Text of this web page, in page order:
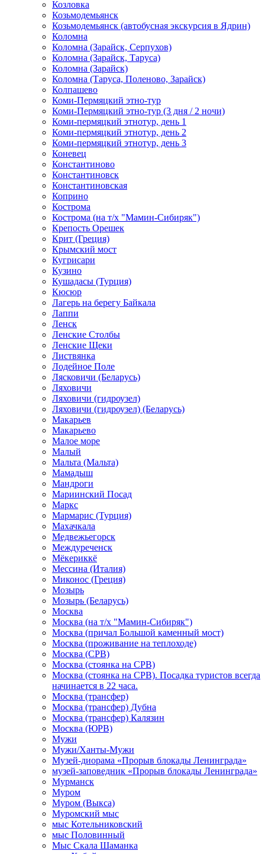
Козловка
Козьмодемьянск
Козьмодемьянск (автобусная экскурсия в Ядрин)
Коломна
Коломна (Зарайск, Серпухов)
Коломна (Зарайск, Таруса)
Коломна (Зарайск)
Коломна (Таруса, Поленово, Зарайск)
Колпашево
Коми-Пермяцкий этно-тур
Коми-Пермяцкий этно-тур (3 дня / 2 ночи)
Коми-пермяцкий этнотур, день 1
Коми-пермяцкий этнотур, день 2
Коми-пермяцкий этнотур, день 3
Коневец
Константиново
Константиновск
Константиновская
Коприно
Кострома
Кострома (на т/х "Мамин-Сибиряк")
Крепость Орешек
Крит (Греция)
Крымский мост
Кугрисари
Кузино
Кушадасы (Турция)
Кюсюр
Лагерь на берегу Байкала
Лаппи
Ленск
Ленские Столбы
Ленские Щеки
Листвянка
Лодейное Поле
Лясковичи (Беларусь)
Ляховичи
Ляховичи (гидроузел)
Ляховичи (гидроузел) (Беларусь)
Макарьев
Макарьево
Малое море
Малый
Мальта (Мальта)
Мамадыш
Мандроги
Мариинский Посад
Маркс
Мармарис (Турция)
Махачкала
Медвежьегорск
Междуреченск
Мёкериккё
Мессина (Италия)
Миконос (Греция)
Мозырь
Мозырь (Беларусь)
Москва
Москва (на т/х "Мамин-Сибиряк")
Москва (причал Большой каменный мост)
Москва (проживание на теплоходе)
Москва (СРВ)
Москва (стоянка на СРВ)
Москва (стоянка на СРВ). Посадка туристов всегда
начинается в 22 часа.
Москва (трансфер)
Москва (трансфер) Дубна
Москва (трансфер) Калязин
Москва (ЮРВ)
Мужи
Мужи/Ханты-Мужи
Музей-диорама «Прорыв блокады Ленинграда»
музей-заповедник «Прорыв блокады Ленинграда»
Мурманск
Муром
Муром (Выкса)
Муромский мыс
мыс Котельниковский
мыс Половинный
Мыс Скала Шаманка